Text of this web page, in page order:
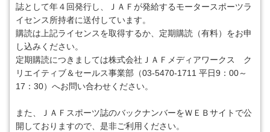
誌として年４回発行し、ＪＡＦが発給するモータースポーツラ
イセンス所持者に送付しています。
購読は上記ライセンスを取得するか、定期購読（有料）をお申
し込みください。
定期購読につきましては株式会社ＪＡＦメディアワークス ク
リエイティブ＆セールス事業部（03-5470-1711 平日9：00～
17：30）へお問い合わせください。
また、ＪＡＦスポーツ誌のバックナンバーをＷＥＢサイトで公
開しておりますので、是非ご利用ください。